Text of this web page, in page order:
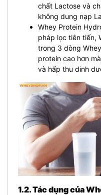
chất Lactose và
không dung nạp
Whey Protein
pháp lọc tiên tiến,
trong 3 dòng
protein cao hơn
và hấp thu dinh
1.2. Tác dụng của